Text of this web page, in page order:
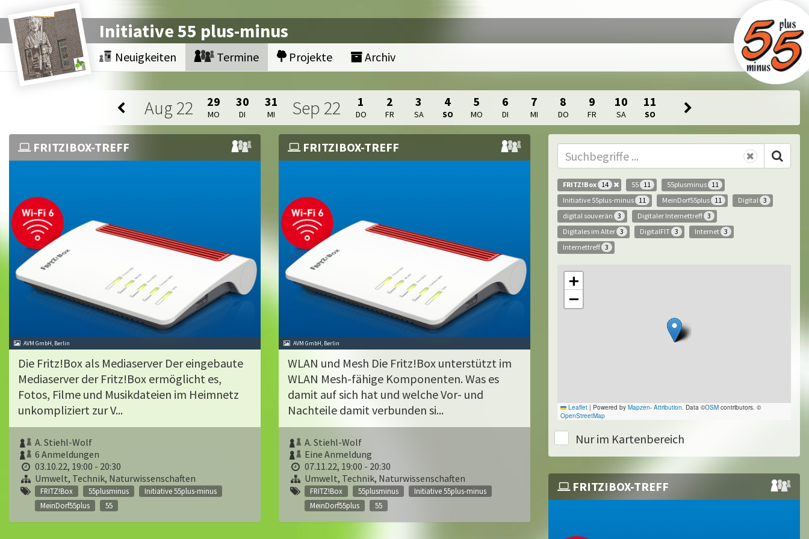
Initiative 55 plus-minus
Neuigkeiten Termine Projekte Archiv
Aug 22 29
MO
30
DI
31
MI Sep 22 1
DO
2
FR
3
SA
4
SO
5
MO
6
DI
7
MI
8
DO
9
FR
10
SA
11
SO
FRITZ!Box 14 55 11 55plusminus 11
Initiative 55plus-minus 11 MeinDorf55plus 11 Digital 3
digital souverän 3 Digitaler Internettreff 3
Digitales im Alter 3 DigitalFIT 3 Internet 3
Internettreff 3
+
−
Leaflet | Powered by Mapzen- Attribution. Data ©OSM contributors. ©
OpenStreetMap
Nur im Kartenbereich
FRITZ!BOX-TREFF
AVM GmbH, Berlin
Die Fritz!Box als Mediaserver Der eingebaute
Mediaserver der Fritz!Box ermöglicht es,
Fotos, Filme und Musikdateien im Heimnetz
unkompliziert zur V...
A. Stiehl-Wolf
6 Anmeldungen
03.10.22, 19:00 - 20:30
Umwelt, Technik, Naturwissenschaften
FRITZ!Box 55plusminus
Initiative 55plus-minus
MeinDorf55plus
55
FRITZ!BOX-TREFF
AVM GmbH, Berlin
WLAN und Mesh Die Fritz!Box unterstützt im
WLAN Mesh-fähige Komponenten. Was es
damit auf sich hat und welche Vor- und
Nachteile damit verbunden si...
A. Stiehl-Wolf
Eine Anmeldung
07.11.22, 19:00 - 20:30
Umwelt, Technik, Naturwissenschaften
FRITZ!Box 55plusminus
Initiative 55plus-minus
MeinDorf55plus
55
FRITZ!BOX-TREFF